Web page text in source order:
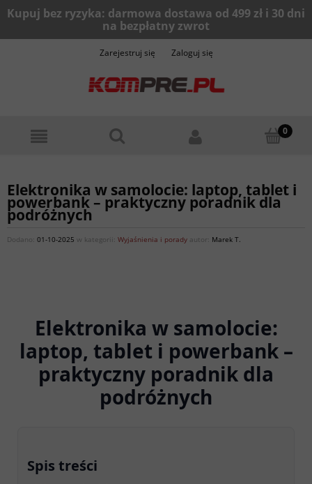
Zarejestruj się Zaloguj się
Elektronika w samolocie: laptop, tablet i
powerbank – praktyczny poradnik dla
podróżnych
Dodano: 01-10-2025 w kategorii: Wyjaśnienia i porady autor: Marek T.
Elektronika w samolocie:
laptop, tablet i powerbank –
praktyczny poradnik dla
podróżnych
Spis treści